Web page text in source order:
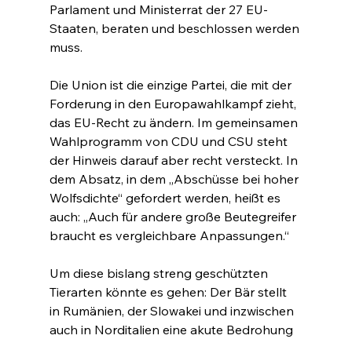
Parlament und Ministerrat der 27 EU-
Staaten, beraten und beschlossen werden
muss.
Die Union ist die einzige Partei, die mit der
Forderung in den Europawahlkampf zieht,
das EU-Recht zu ändern. Im gemeinsamen
Wahlprogramm von CDU und CSU steht
der Hinweis darauf aber recht versteckt. In
dem Absatz, in dem „Abschüsse bei hoher
Wolfsdichte“ gefordert werden, heißt es
auch: „Auch für andere große Beutegreifer
braucht es vergleichbare Anpassungen.“
Um diese bislang streng geschützten
Tierarten könnte es gehen: Der Bär stellt
in Rumänien, der Slowakei und inzwischen
auch in Norditalien eine akute Bedrohung